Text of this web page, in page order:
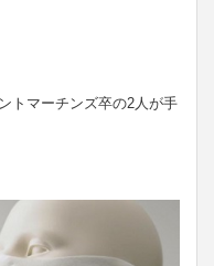
トマーチンズ卒の2人が手